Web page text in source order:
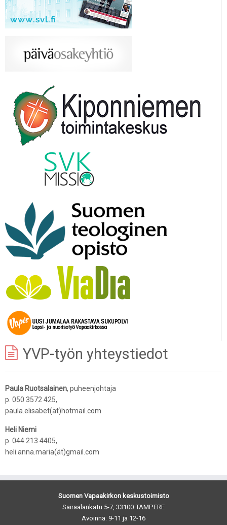
YVP-työn yhteystiedot
Paula Ruotsalainen, puheenjohtaja
p. 050 3572 425,
paula.elisabet(ät)hotmail.com
Heli Niemi
p. 044 213 4405,
heli.anna.maria(ät)gmail.com
Suomen Vapaakirkon keskustoimisto
Sairaalankatu 5-7, 33100 TAMPERE
Avoinna: 9-11 ja 12-16